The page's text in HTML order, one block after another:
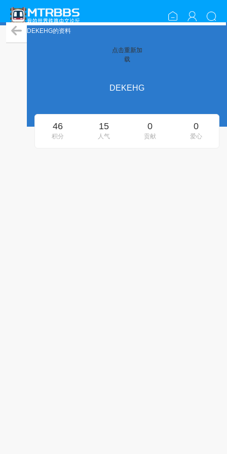
DEKEHG的资料
点击重新加
载
DEKEHG
46
积分
15
人气
0
贡献
0
爱心